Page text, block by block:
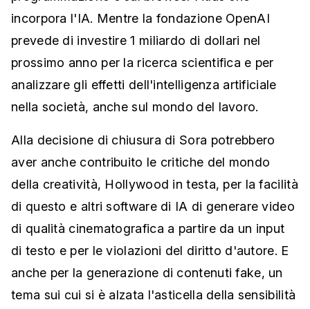
incorpora l'IA. Mentre la fondazione OpenAI
prevede di investire 1 miliardo di dollari nel
prossimo anno per la ricerca scientifica e per
analizzare gli effetti dell'intelligenza artificiale
nella società, anche sul mondo del lavoro.
Alla decisione di chiusura di Sora potrebbero
aver anche contribuito le critiche del mondo
della creatività, Hollywood in testa, per la facilità
di questo e altri software di IA di generare video
di qualità cinematografica a partire da un input
di testo e per le violazioni del diritto d'autore. E
anche per la generazione di contenuti fake, un
tema sui cui si è alzata l'asticella della sensibilità